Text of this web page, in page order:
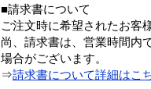
■請求書について
ご注文時に希望されたお客
尚、請求書は、営業時間内
場合がございます。
⇒請求書について詳細はこ